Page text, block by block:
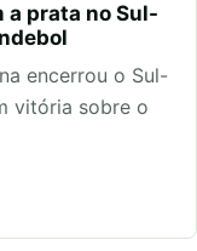
a prata no Sul-
encerrou o Sul-
vitória sobre o